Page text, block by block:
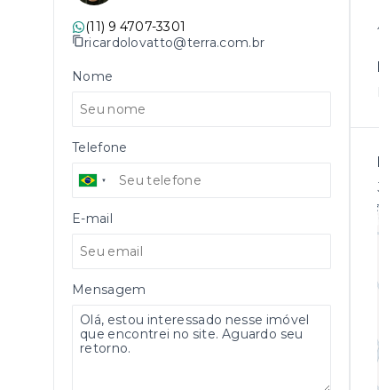
(11) 9 4707-3301
ricardolovatto@terra.com.br
Nome
Telefone
E-mail
Mensagem